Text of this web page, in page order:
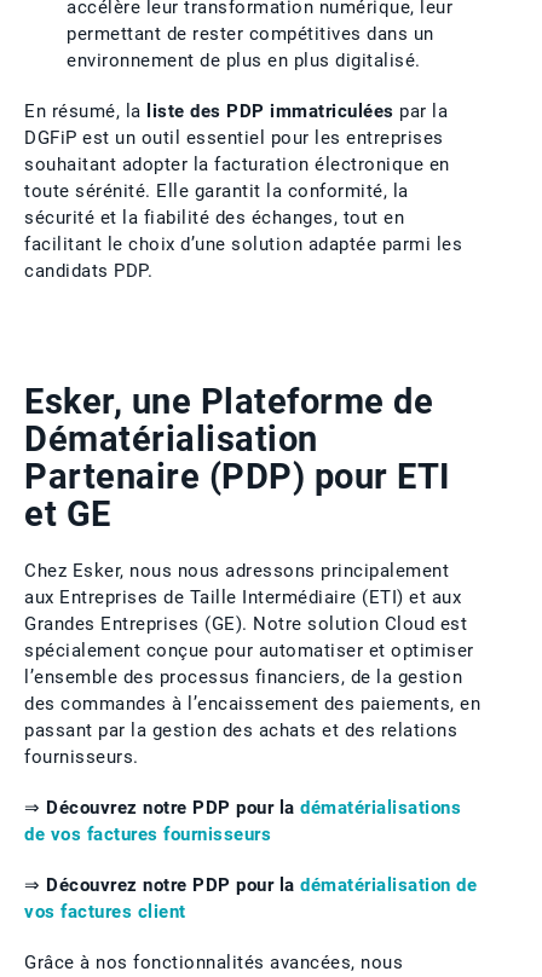
accélère leur transformation numérique, leur
permettant de rester compétitives dans un
environnement de plus en plus digitalisé.
En résumé, la liste des PDP immatriculées par la
DGFiP est un outil essentiel pour les entreprises
souhaitant adopter la facturation électronique en
toute sérénité. Elle garantit la conformité, la
sécurité et la fiabilité des échanges, tout en
facilitant le choix d’une solution adaptée parmi les
candidats PDP.
Esker, une Plateforme de
Dématérialisation
Partenaire (PDP) pour ETI
et GE
Chez Esker, nous nous adressons principalement
aux Entreprises de Taille Intermédiaire (ETI) et aux
Grandes Entreprises (GE). Notre solution Cloud est
spécialement conçue pour automatiser et optimiser
l’ensemble des processus financiers, de la gestion
des commandes à l’encaissement des paiements, en
passant par la gestion des achats et des relations
fournisseurs.
⇒ Découvrez notre PDP pour la dématérialisations
de vos factures fournisseurs
⇒ Découvrez notre PDP pour la dématérialisation de
vos factures client
Grâce à nos fonctionnalités avancées, nous